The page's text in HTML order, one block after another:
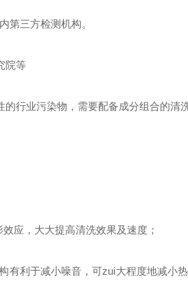
第三方检测机构。
院等
行业污染物，需要配备成分组合的清
应，大大提高清洗效果及速度；
有利于减小噪音，可zui大程度地减小